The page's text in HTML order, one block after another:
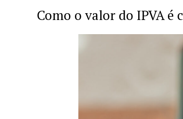
Como o valor do IPVA é